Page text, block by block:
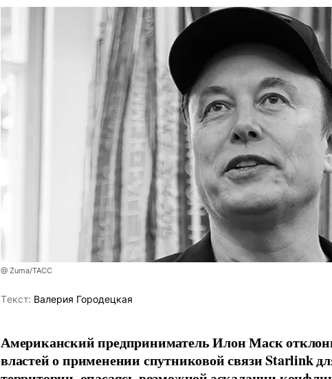
@ Zuma/ТАСС
Tекст: Валерия Городецкая
Американский предприниматель Илон Маск
властей о применении спутниковой связи Starlink